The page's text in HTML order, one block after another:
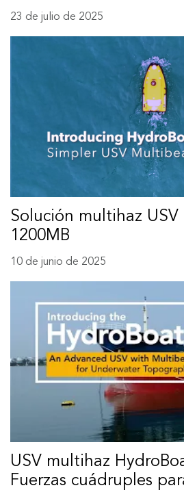
23 de julio de 2025
Solución multihaz USV
1200MB
10 de junio de 2025
USV multihaz
Fuerzas cuádruples